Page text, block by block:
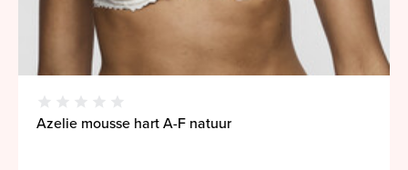
Azelie mousse hart A-F natuur